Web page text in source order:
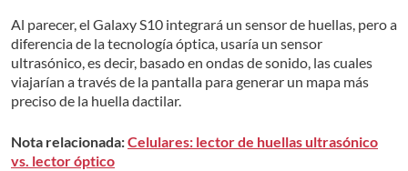
Al parecer, el Galaxy S10 integrará un sensor de huellas, pero a
diferencia de la tecnología óptica, usaría un sensor
ultrasónico, es decir, basado en ondas de sonido, las cuales
viajarían a través de la pantalla para generar un mapa más
preciso de la huella dactilar.
Nota relacionada:Celulares: lector de huellas ultrasónico
vs. lector óptico